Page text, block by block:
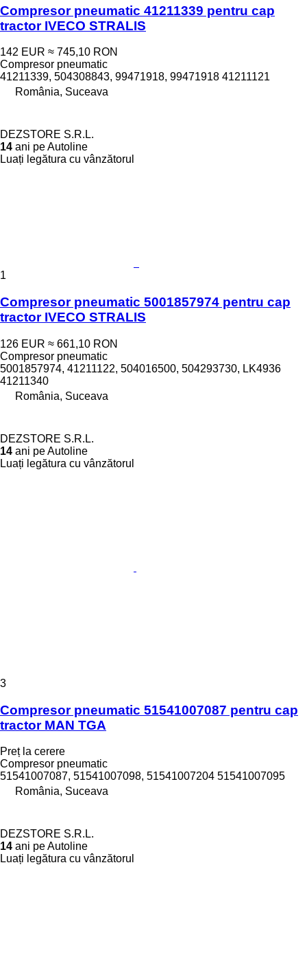
Compresor pneumatic 41211339 pentru cap
tractor IVECO STRALIS
142 EUR ≈ 745,10 RON
Compresor pneumatic
41211339, 504308843, 99471918, 99471918 41211121
România, Suceava
DEZSTORE S.R.L.
14 ani pe Autoline
Luați legătura cu vânzătorul
1
Compresor pneumatic 5001857974 pentru cap
tractor IVECO STRALIS
126 EUR ≈ 661,10 RON
Compresor pneumatic
5001857974, 41211122, 504016500, 504293730, LK4936
41211340
România, Suceava
DEZSTORE S.R.L.
14 ani pe Autoline
Luați legătura cu vânzătorul
3
Compresor pneumatic 51541007087 pentru cap
tractor MAN TGA
Preț la cerere
Compresor pneumatic
51541007087, 51541007098, 51541007204 51541007095
România, Suceava
DEZSTORE S.R.L.
14 ani pe Autoline
Luați legătura cu vânzătorul